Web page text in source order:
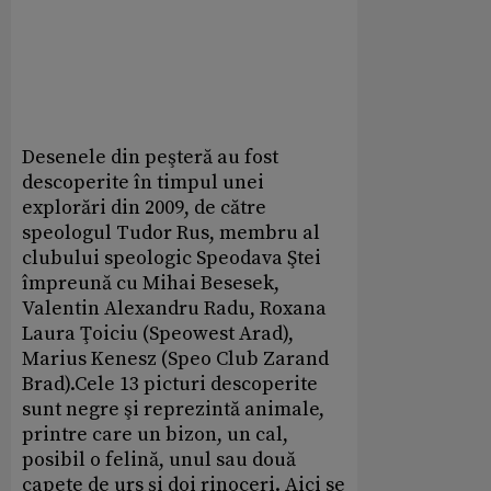
Desenele din peşteră au fost
descoperite în timpul unei
explorări din 2009, de către
speologul Tudor Rus, membru al
clubului speologic Speodava Ştei
împreună cu Mihai Besesek,
Valentin Alexandru Radu, Roxana
Laura Ţoiciu (Speowest Arad),
Marius Kenesz (Speo Club Zarand
Brad).Cele 13 picturi descoperite
sunt negre şi reprezintă animale,
printre care un bizon, un cal,
posibil o felină, unul sau două
capete de urs şi doi rinoceri. Aici se